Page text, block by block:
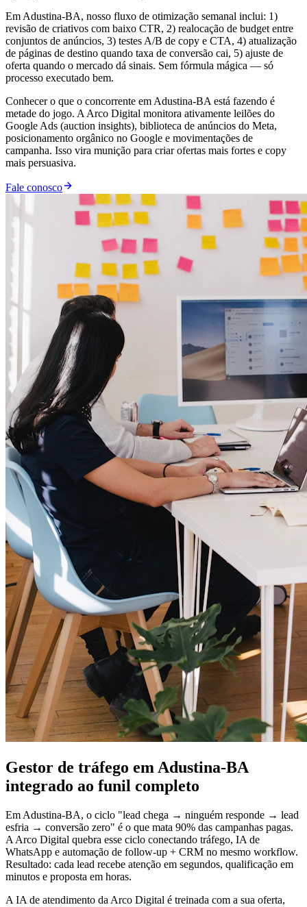
Em Adustina-BA, nosso fluxo de otimização semanal inclui: 1)
revisão de criativos com baixo CTR, 2) realocação de budget entre
conjuntos de anúncios, 3) testes A/B de copy e CTA, 4) atualização
de páginas de destino quando taxa de conversão cai, 5) ajuste de
oferta quando o mercado dá sinais. Sem fórmula mágica — só
processo executado bem.
Conhecer o que o concorrente em Adustina-BA está fazendo é
metade do jogo. A Arco Digital monitora ativamente leilões do
Google Ads (auction insights), biblioteca de anúncios do Meta,
posicionamento orgânico no Google e movimentações de
campanha. Isso vira munição para criar ofertas mais fortes e copy
mais persuasiva.
Fale conosco
Gestor de tráfego em Adustina-BA
integrado ao funil completo
Em Adustina-BA, o ciclo "lead chega → ninguém responde → lead
esfria → conversão zero" é o que mata 90% das campanhas pagas.
A Arco Digital quebra esse ciclo conectando tráfego, IA de
WhatsApp e automação de follow-up + CRM no mesmo workflow.
Resultado: cada lead recebe atenção em segundos, qualificação em
minutos e proposta em horas.
A IA de atendimento da Arco Digital é treinada com a sua oferta,